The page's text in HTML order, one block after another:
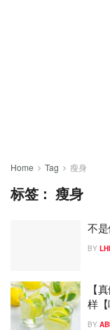
Home Tag 瘦身
标签：瘦身
不
BY
【
样
BY